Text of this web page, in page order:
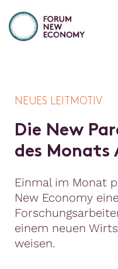
NEUES LEITMOTIV
Die New Par
des Monats
Einmal im Monat
New Economy
einem neuen
weisen.